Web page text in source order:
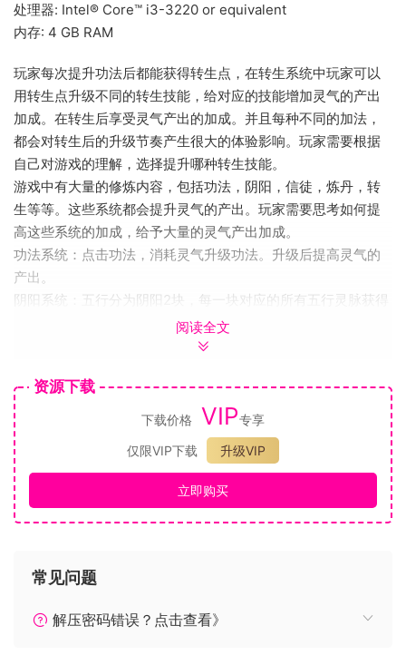
处理器: Intel® Core™ i3-3220 or equivalent
内存: 4 GB RAM
玩家每次提升功法后都能获得转生点，在转生系统中玩家可以
用转生点升级不同的转生技能，给对应的技能增加灵气的产出
加成。在转生后享受灵气产出的加成。并且每种不同的加法，
都会对转生后的升级节奏产生很大的体验影响。玩家需要根据
自己对游戏的理解，选择提升哪种转生技能。
游戏中有大量的修炼内容，包括功法，阴阳，信徒，炼丹，转
生等等。这些系统都会提升灵气的产出。玩家需要思考如何提
高这些系统的加成，给予大量的灵气产出加成。
功法系统：点击功法，消耗灵气升级功法。升级后提高灵气的
产出。
阴阳系统：五行分为阴阳2块，每一块对应的所有五行灵脉获得
对应的加成。例如阴系提供给金，水，木；阳系提供给木，
取一颗随机属性的丹药，能给修炼提供加成。
信徒系统：消耗灵气可召集信徒，信徒能够产出灵气，合成更
高级信徒。
阅读全文
资源下载
下载价格 VIP专享
仅限VIP下载
升级VIP
立即购买
常见问题
解压密码错误？点击查看》